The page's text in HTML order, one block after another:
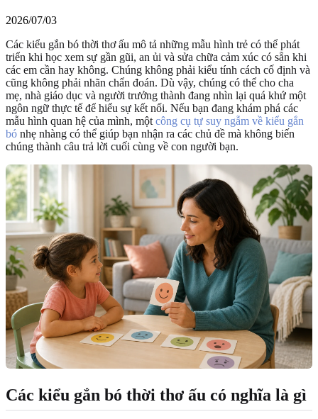
2026/07/03
Các kiểu gắn bó thời thơ ấu mô tả những mẫu hình trẻ có thể phát
triển khi học xem sự gần gũi, an ủi và sửa chữa cảm xúc có sẵn khi
các em cần hay không. Chúng không phải kiểu tính cách cố định và
cũng không phải nhãn chẩn đoán. Dù vậy, chúng có thể cho cha
mẹ, nhà giáo dục và người trưởng thành đang nhìn lại quá khứ một
ngôn ngữ thực tế để hiểu sự kết nối. Nếu bạn đang khám phá các
mẫu hình quan hệ của mình, một công cụ tự suy ngẫm về kiểu gắn
bó nhẹ nhàng có thể giúp bạn nhận ra các chủ đề mà không biến
chúng thành câu trả lời cuối cùng về con người bạn.
Các kiểu gắn bó thời thơ ấu có nghĩa là gì